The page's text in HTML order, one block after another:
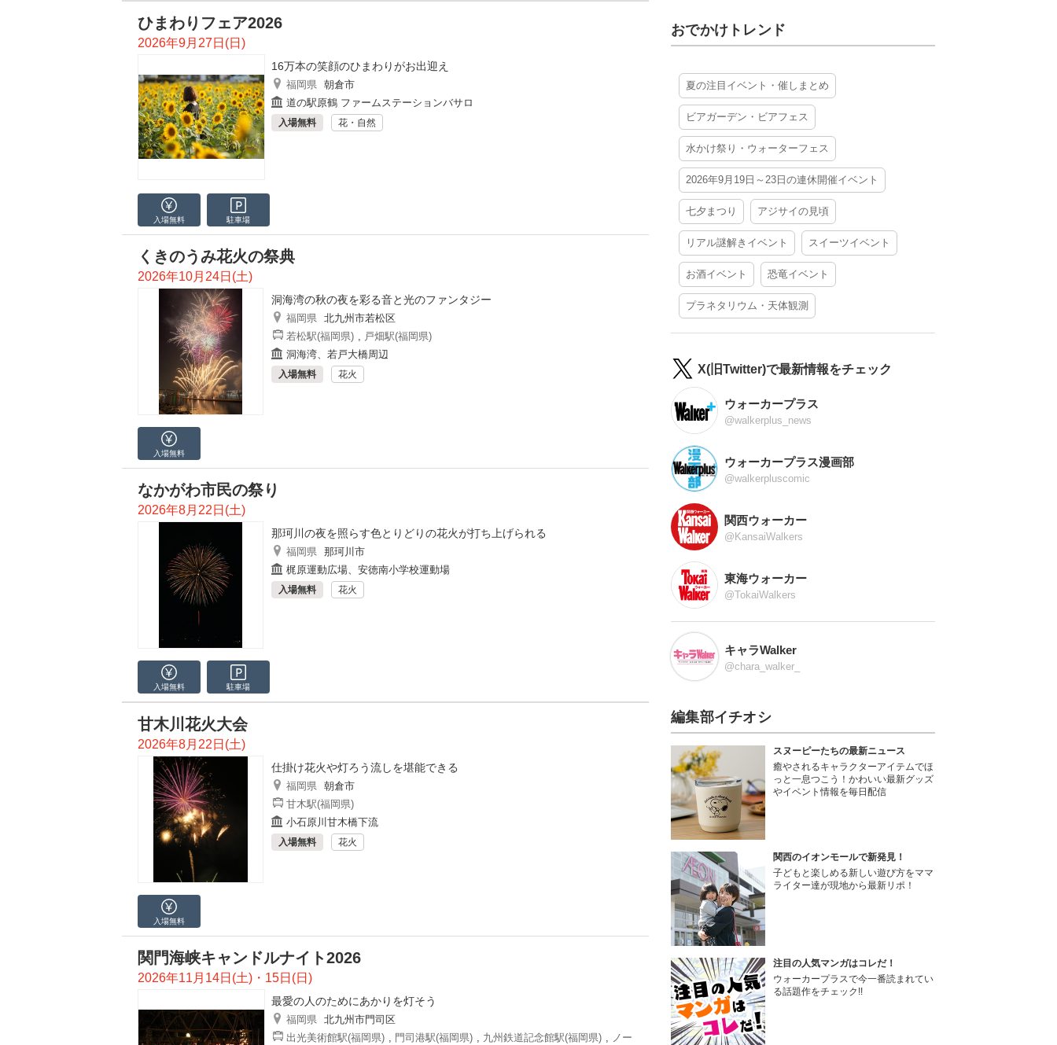
ひまわりフェア2026
2026年9月27日(日)
16万本の笑顔のひまわりがお出迎え
福岡県 朝倉市
道の駅原鶴 ファームステーションバサロ
入場無料 花・自然
入場無料 駐車場
くきのうみ花火の祭典
2026年10月24日(土)
洞海湾の秋の夜を彩る音と光のファンタジー
福岡県 北九州市若松区
若松駅(福岡県) , 戸畑駅(福岡県)
洞海湾、若戸大橋周辺
入場無料 花火
入場無料
なかがわ市民の祭り
2026年8月22日(土)
那珂川の夜を照らす色とりどりの花火が打ち上げられる
福岡県 那珂川市
梶原運動広場、安徳南小学校運動場
入場無料 花火
入場無料 駐車場
甘木川花火大会
2026年8月22日(土)
仕掛け花火や灯ろう流しを堪能できる
福岡県 朝倉市
甘木駅(福岡県)
小石原川甘木橋下流
入場無料 花火
入場無料
関門海峡キャンドルナイト2026
2026年11月14日(土)・15日(日)
最愛の人のためにあかりを灯そう
福岡県 北九州市門司区
出光美術館駅(福岡県) , 門司港駅(福岡県) , 九州鉄道記念館駅(福岡県) , ノー
おでかけトレンド
夏の注目イベント・催しまとめ
ビアガーデン・ビアフェス
水かけ祭り・ウォーターフェス
2026年9月19日～23日の連休開催イベント
七夕まつり アジサイの見頃
リアル謎解きイベント スイーツイベント
お酒イベント 恐竜イベント
プラネタリウム・天体観測
X(旧Twitter)で最新情報をチェック
ウォーカープラス
@walkerplus_news
ウォーカープラス漫画部
@walkerpluscomic
関西ウォーカー
@KansaiWalkers
東海ウォーカー
@TokaiWalkers
キャラWalker
@chara_walker_
編集部イチオシ
スヌーピーたちの最新ニュース
癒やされるキャラクターアイテムでほ
っと一息つこう！かわいい最新グッズ
やイベント情報を毎日配信
関西のイオンモールで新発見！
子どもと楽しめる新しい遊び方をママ
ライター達が現地から最新リポ！
注目の人気マンガはコレだ！
ウォーカープラスで今一番読まれてい
る話題作をチェック!!